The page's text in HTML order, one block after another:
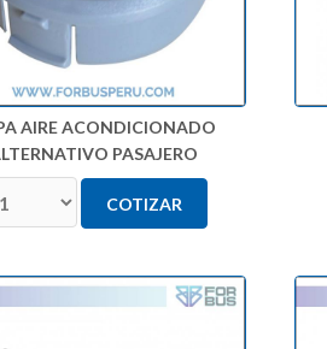
AIRE ACONDICIONADO
PASAJERO
COTIZAR